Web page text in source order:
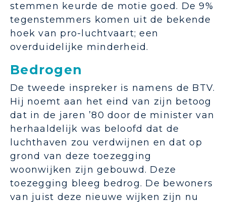
stemmen keurde de motie goed. De 9%
tegenstemmers komen uit de bekende
hoek van pro-luchtvaart; een
overduidelijke minderheid.
Bedrogen
De tweede inspreker is namens de BTV.
Hij noemt aan het eind van zijn betoog
dat in de jaren ’80 door de minister van
herhaaldelijk was beloofd dat de
luchthaven zou verdwijnen en dat op
grond van deze toezegging
woonwijken zijn gebouwd. Deze
toezegging bleeg bedrog. De bewoners
van juist deze nieuwe wijken zijn nu